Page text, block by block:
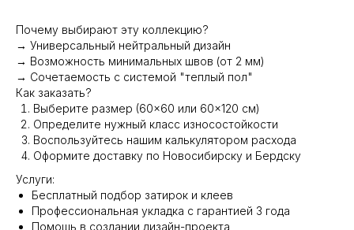
Почему выбирают эту коллекцию?
→ Универсальный нейтральный дизайн
→ Возможность минимальных швов (от 2 мм)
→ Сочетаемость с системой "теплый пол"
Как заказать?
Выберите размер (60×60 или 60×120 см)
Определите нужный класс износостойкости
Воспользуйтесь нашим калькулятором расхода
Оформите доставку по Новосибирску и Бердску
Услуги:
Бесплатный подбор затирок и клеев
Профессиональная укладка с гарантией 3 года
Помощь в создании дизайн-проекта